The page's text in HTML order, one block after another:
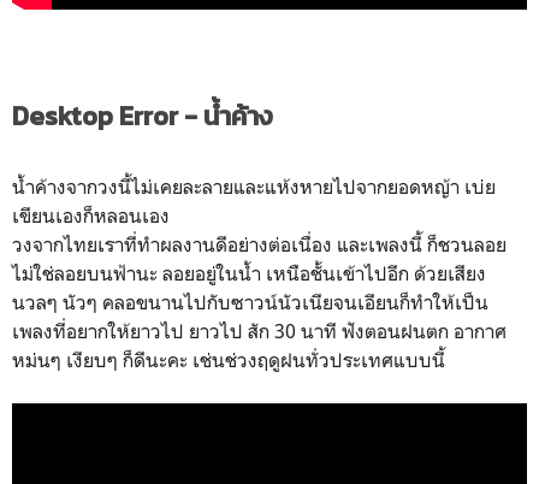
Desktop Error - น้ำค้าง
น้ำค้างจากวงนี้ไม่เคยละลายและแห้งหายไปจากยอดหญ้า เบ่ย
เขียนเองก็หลอนเอง
วงจากไทยเราที่ทำผลงานดีอย่างต่อเนื่อง และเพลงนี้ ก็ชวนลอย
ไม่ใช่ลอยบนฟ้านะ ลอยอยู่ในน้ำ เหนือชั้นเข้าไปอีก ด้วยเสียง
นวลๆ นัวๆ คลอขนานไปกับซาวน์นัวเนียจนเอียนก็ทำให้เป็น
เพลงที่อยากให้ยาวไป ยาวไป สัก 30 นาที ฟังตอนฝนตก อากาศ
หม่นๆ เงียบๆ ก็ดีนะคะ เช่นช่วงฤดูฝนทั่วประเทศแบบนี้